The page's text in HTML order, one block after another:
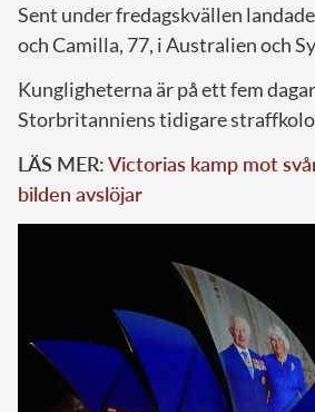
Sent under fredagskvällen
och Camilla, 77, i Australien och
Kungligheterna är på ett fem
Storbritanniens tidigare
LÄS MER:Victorias kamp mot
bilden avslöjar